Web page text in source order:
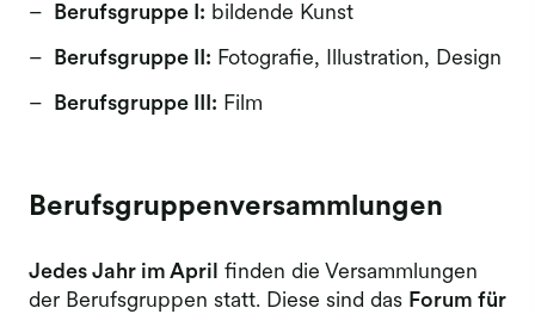
Berufsgruppe I: bildende Kunst
Berufsgruppe II: Fotografie, Illustration, Design
Berufsgruppe III: Film
Berufsgruppenversammlungen
Jedes Jahr im April finden die Versammlungen
der Berufsgruppen statt. Diese sind das Forum für